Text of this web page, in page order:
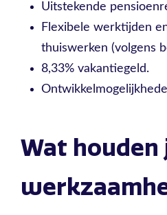
Uitstekende
Flexibele werktijden
thuiswerken (volgens
8,33% vakantiegeld.
Wat houden